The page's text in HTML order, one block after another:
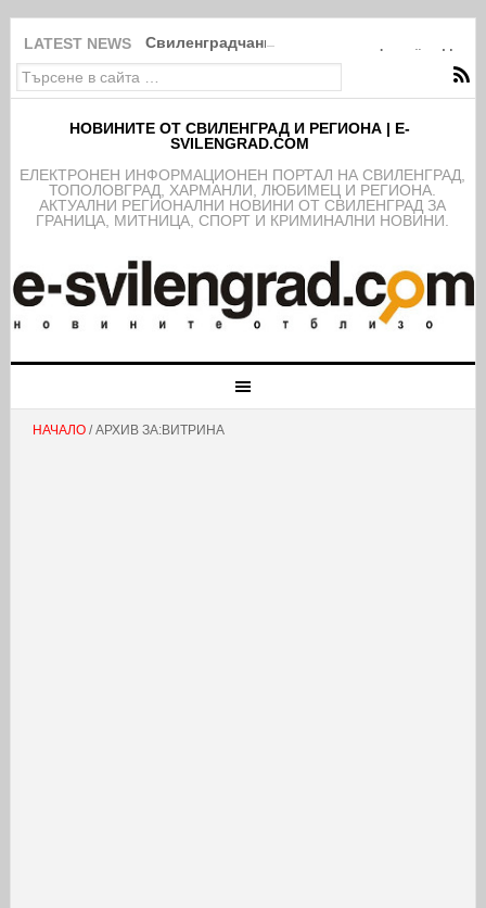
LATEST NEWS Свиленградчанин остана без цяла „модна“
НОВИНИТЕ ОТ СВИЛЕНГРАД И РЕГИОНА | E-
SVILENGRAD.COM
EЛЕКТРОНЕН ИНФОРМАЦИОНЕН ПОРТАЛ НА СВИЛЕНГРАД,
ТОПОЛОВГРАД, ХАРМАНЛИ, ЛЮБИМЕЦ И РЕГИОНА.
АКТУАЛНИ РЕГИОНАЛНИ НОВИНИ ОТ СВИЛЕНГРАД ЗА
ГРАНИЦА, МИТНИЦА, СПОРТ И КРИМИНАЛНИ НОВИНИ.
НАЧАЛО/ АРХИВ ЗА:ВИТРИНА